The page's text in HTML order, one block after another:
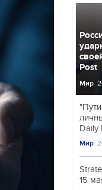
Post
Мир
Daily
Мир
15